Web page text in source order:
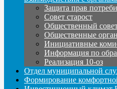
Защита прав
Совет старост
Общественный
Общественные
Инициативные
Информация по
Реализация 10-оз
Отдел муниципальной
Формирование